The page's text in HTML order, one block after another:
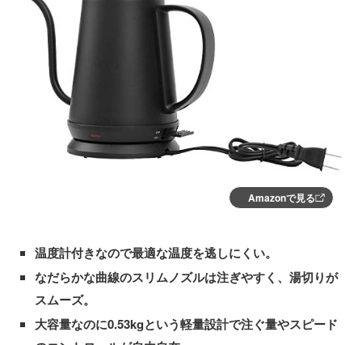
Amazonで見る
温度計付きなので最適な温度を逃しにくい。
なだらかな曲線のスリムノズルは注ぎやすく、湯切りが
スムーズ。
大容量なのに0.53kgという軽量設計で注ぐ量やスピード